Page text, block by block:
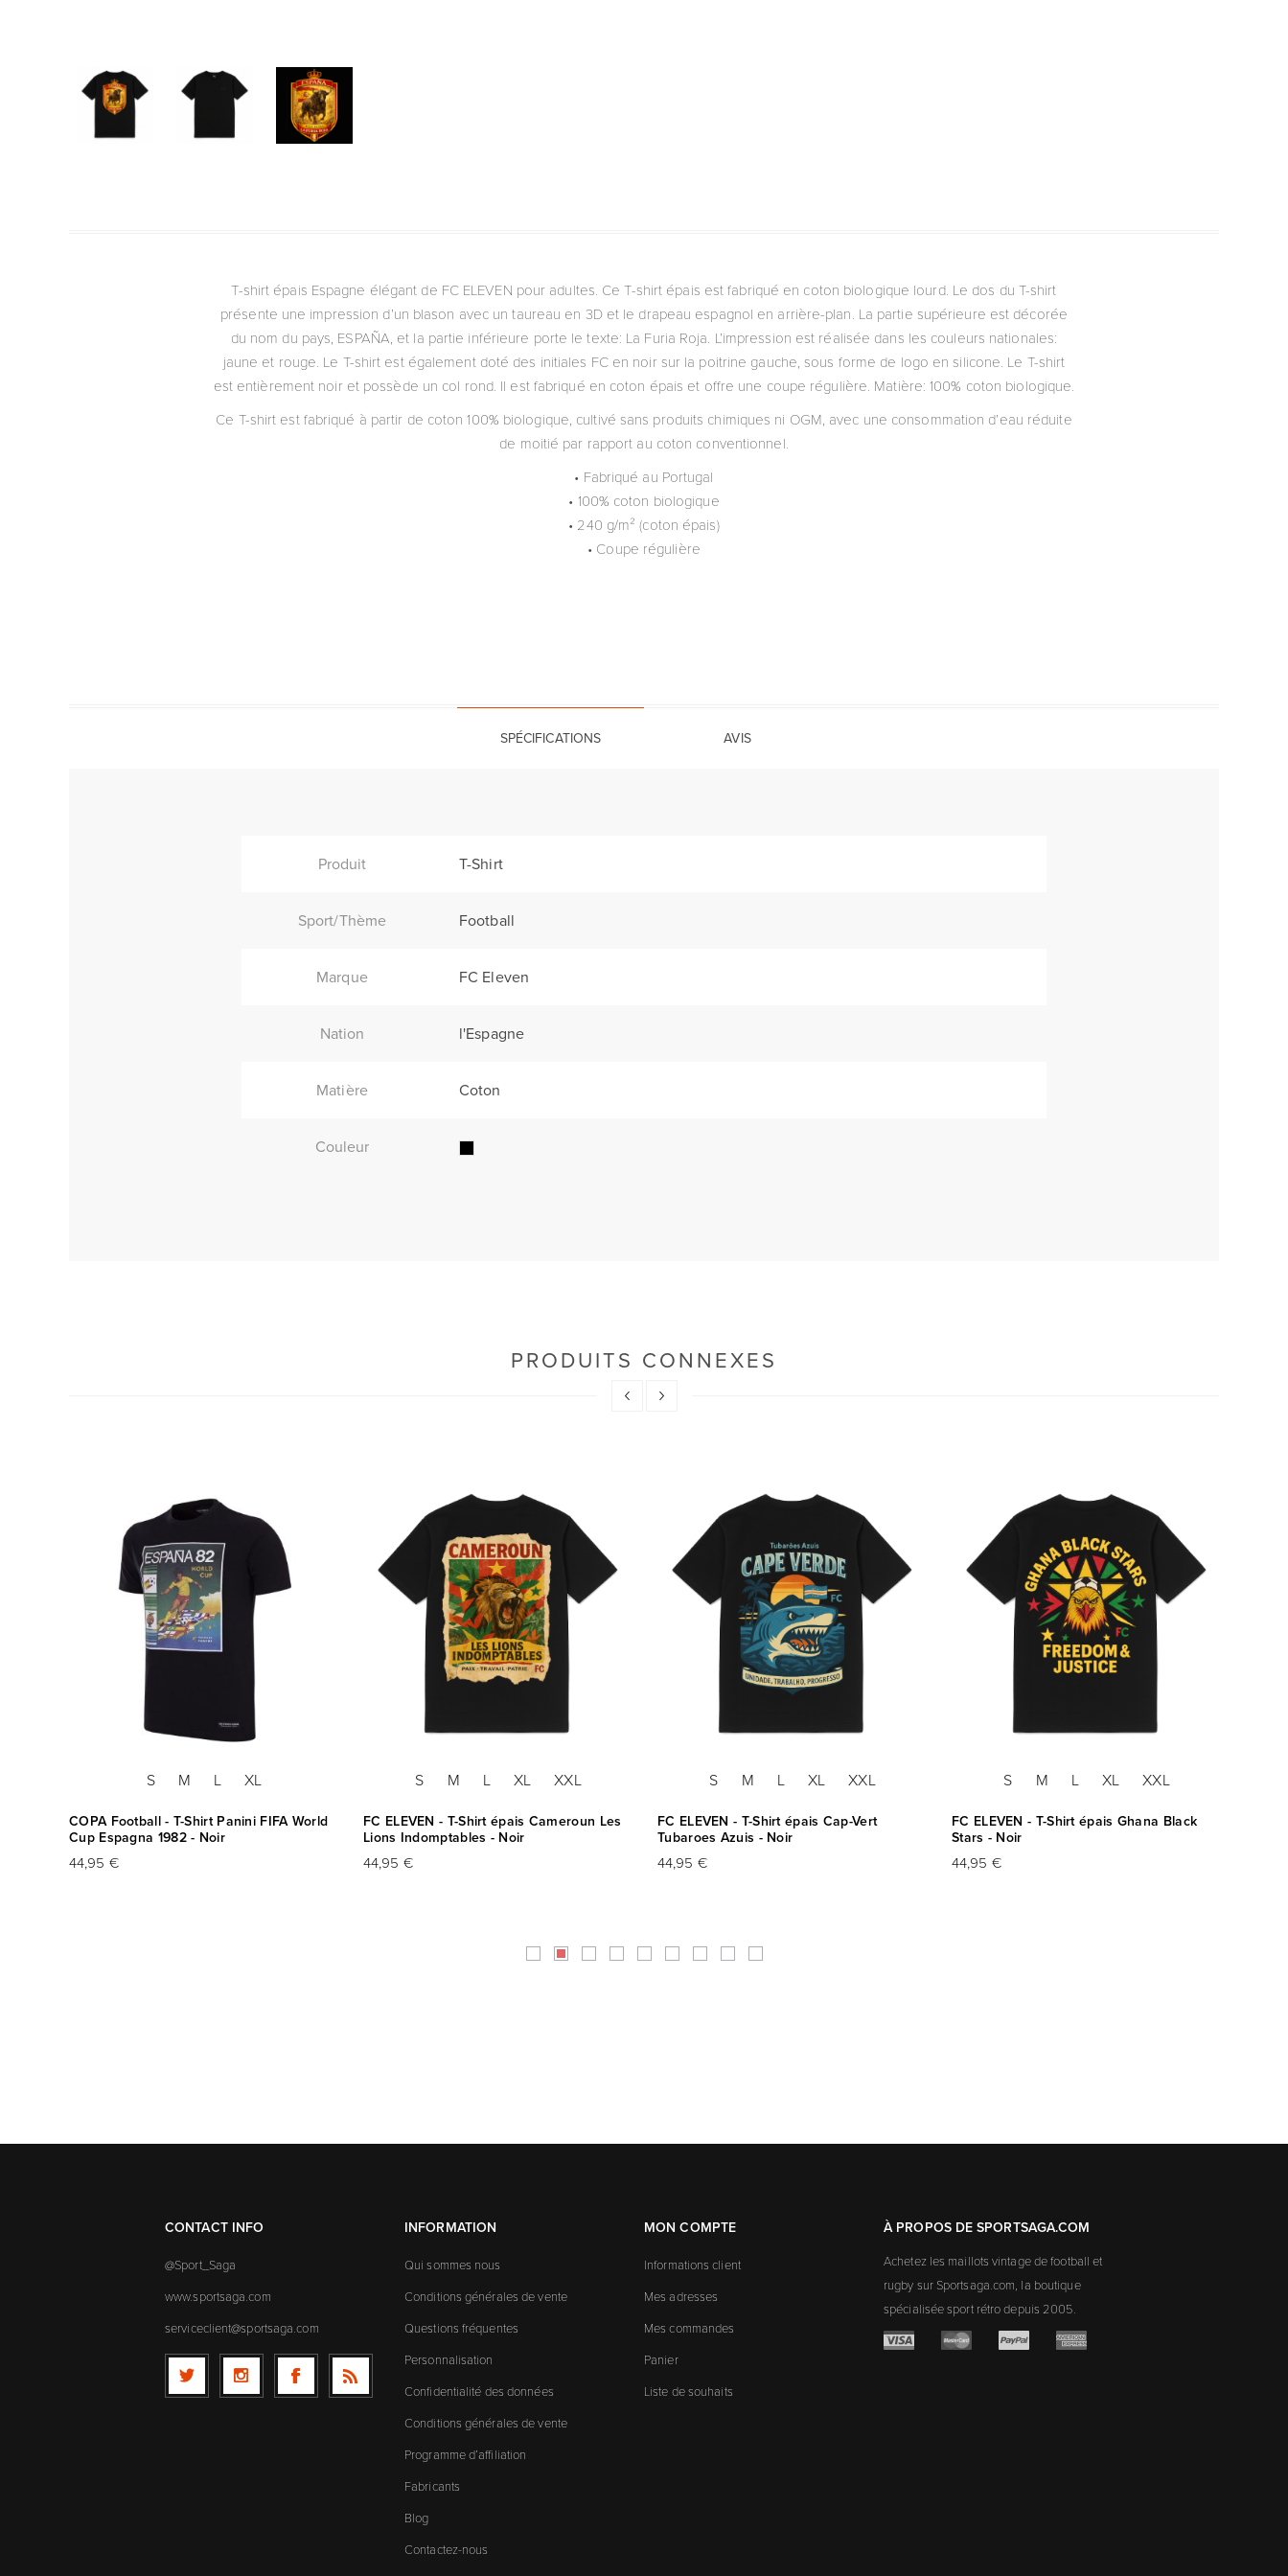
T-shirt épais Espagne élégant de FC ELEVEN pour adultes. Ce T-shirt épais est fabriqué en coton biologique lourd. Le dos du T-shirt
présente une impression d’un blason avec un taureau en 3D et le drapeau espagnol en arrière-plan. La partie supérieure est décorée
du nom du pays, ESPAÑA, et la partie inférieure porte le texte: La Furia Roja. L’impression est réalisée dans les couleurs nationales:
jaune et rouge. Le T-shirt est également doté des initiales FC en noir sur la poitrine gauche, sous forme de logo en silicone. Le T-shirt
est entièrement noir et possède un col rond. Il est fabriqué en coton épais et offre une coupe régulière. Matière: 100% coton biologique.
Ce T-shirt est fabriqué à partir de coton 100% biologique, cultivé sans produits chimiques ni OGM, avec une consommation d’eau réduite
de moitié par rapport au coton conventionnel.
• Fabriqué au Portugal
• 100% coton biologique
• 240 g/m² (coton épais)
• Coupe régulière
SPÉCIFICATIONS AVIS
Produit T-Shirt
Sport/Thème Football
Marque FC Eleven
Nation l'Espagne
Matière Coton
Couleur
PRODUITS CONNEXES
S M L XL
COPA Football - T-Shirt Panini FIFA World
Cup Espagna 1982 - Noir
44,95 €
S M L XL XXL
FC ELEVEN - T-Shirt épais Cameroun Les
Lions Indomptables - Noir
44,95 €
S M L XL XXL
FC ELEVEN - T-Shirt épais Cap-Vert
Tubaroes Azuis - Noir
44,95 €
S M L XL XXL
FC ELEVEN - T-Shirt épais Ghana Black
Stars - Noir
44,95 €
CONTACT INFO
@Sport_Saga
www.sportsaga.com
serviceclient@sportsaga.com
INFORMATION
Qui sommes nous
Conditions générales de vente
Questions fréquentes
Personnalisation
Confidentialité des données
Conditions générales de vente
Programme d’affiliation
Fabricants
Blog
Contactez-nous
MON COMPTE
Informations client
Mes adresses
Mes commandes
Panier
Liste de souhaits
À PROPOS DE SPORTSAGA.COM
Achetez les maillots vintage de football et
rugby sur Sportsaga.com, la boutique
spécialisée sport rétro depuis 2005.